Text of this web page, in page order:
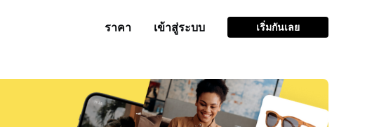
ราคา เข้าสู่ระบบ เริ่มกันเลย